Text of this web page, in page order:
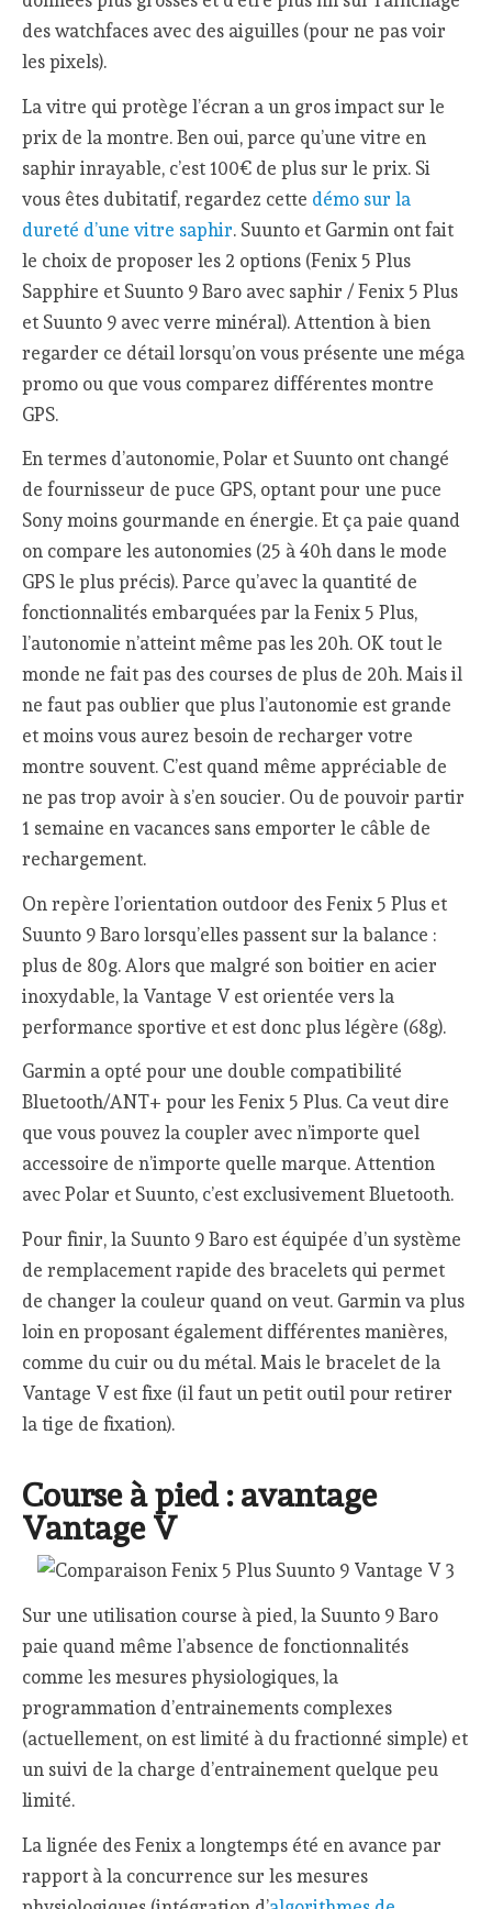
des watchfaces avec des aiguilles (pour ne pas voir
les pixels).
La vitre qui protège l’écran a un gros impact sur le
prix de la montre. Ben oui, parce qu’une vitre en
saphir inrayable, c’est 100€ de plus sur le prix. Si
vous êtes dubitatif, regardez cette démo sur la
dureté d’une vitre saphir. Suunto et Garmin ont fait
le choix de proposer les 2 options (Fenix 5 Plus
Sapphire et Suunto 9 Baro avec saphir / Fenix 5 Plus
et Suunto 9 avec verre minéral). Attention à bien
regarder ce détail lorsqu’on vous présente une méga
promo ou que vous comparez différentes montre
GPS.
En termes d’autonomie, Polar et Suunto ont changé
de fournisseur de puce GPS, optant pour une puce
Sony moins gourmande en énergie. Et ça paie quand
on compare les autonomies (25 à 40h dans le mode
GPS le plus précis). Parce qu’avec la quantité de
fonctionnalités embarquées par la Fenix 5 Plus,
l’autonomie n’atteint même pas les 20h. OK tout le
monde ne fait pas des courses de plus de 20h. Mais il
ne faut pas oublier que plus l’autonomie est grande
et moins vous aurez besoin de recharger votre
montre souvent. C’est quand même appréciable de
ne pas trop avoir à s’en soucier. Ou de pouvoir partir
1 semaine en vacances sans emporter le câble de
rechargement.
On repère l’orientation outdoor des Fenix 5 Plus et
Suunto 9 Baro lorsqu’elles passent sur la balance :
plus de 80g. Alors que malgré son boitier en acier
inoxydable, la Vantage V est orientée vers la
performance sportive et est donc plus légère (68g).
Garmin a opté pour une double compatibilité
Bluetooth/ANT+ pour les Fenix 5 Plus. Ca veut dire
que vous pouvez la coupler avec n’importe quel
accessoire de n’importe quelle marque. Attention
avec Polar et Suunto, c’est exclusivement Bluetooth.
Pour finir, la Suunto 9 Baro est équipée d’un système
de remplacement rapide des bracelets qui permet
de changer la couleur quand on veut. Garmin va plus
loin en proposant également différentes manières,
comme du cuir ou du métal. Mais le bracelet de la
Vantage V est fixe (il faut un petit outil pour retirer
la tige de fixation).
Course à pied : avantage
Vantage V
Sur une utilisation course à pied, la Suunto 9 Baro
paie quand même l’absence de fonctionnalités
comme les mesures physiologiques, la
programmation d’entrainements complexes
(actuellement, on est limité à du fractionné simple) et
un suivi de la charge d’entrainement quelque peu
limité.
La lignée des Fenix a longtemps été en avance par
rapport à la concurrence sur les mesures